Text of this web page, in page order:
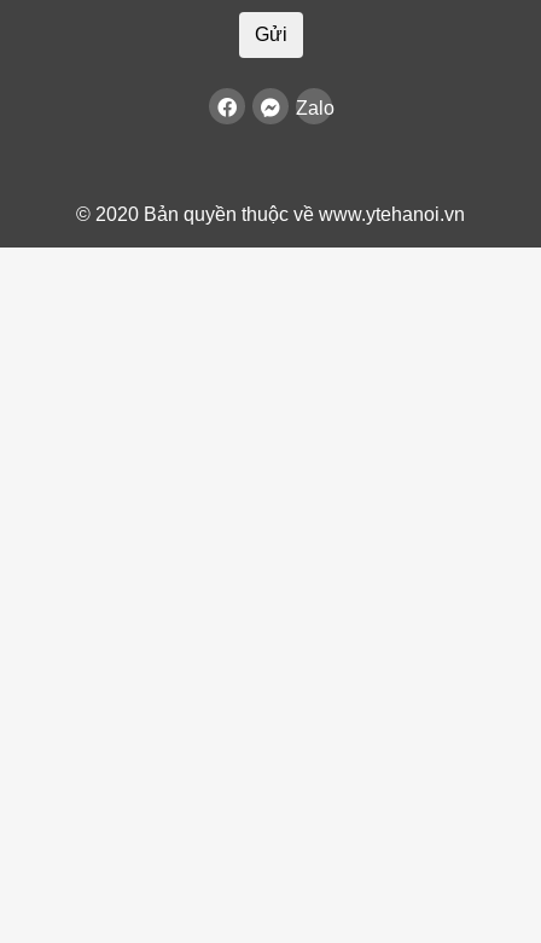
Gửi
Zalo
© 2020 Bản quyền thuộc về www.ytehanoi.vn